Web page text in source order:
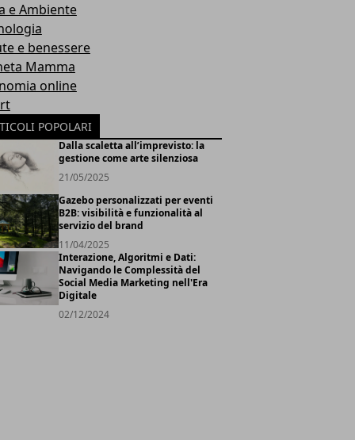
e Ambiente
e benessere
Mamma
online
POPOLARI
Dalla scaletta all’imprevisto: la
gestione come arte silenziosa
21/05/2025
Gazebo personalizzati per eventi
B2B: visibilità e funzionalità al
servizio del brand
11/04/2025
Interazione, Algoritmi e Dati:
Navigando le Complessità del
Social Media Marketing nell'Era
Digitale
02/12/2024